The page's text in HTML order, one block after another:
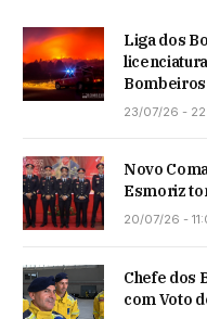
Liga dos
Bombeiros
23/07/26 -
Novo
Esmoriz
20/07/26 -
Chefe dos
com Voto